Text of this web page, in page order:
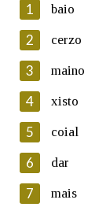
En
Protección de
Galega informa
electrónico, así
persoal, que
automatizado
ficheiros
seu dereito de
seus datos
1 baio
2 cerzo
3 maino
4 xisto
5 coial
6 dar
7 mais